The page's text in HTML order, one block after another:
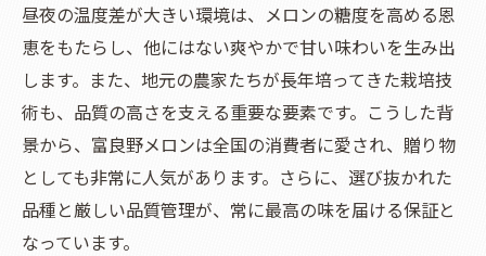
富良野の自然が生んだ特別な風味
地元の人々が語る新鮮メロンの秘密
メロンの旬を逃さない！富良野市でのベストな
訪問時期
メロンの旬を知り尽くす
シーズンに合わせた観光プラン
自然と一緒に楽しむメロン体験
昼夜の温度差が大きい環境は、メロンの糖度を高める恩
恵をもたらし、他にはない爽やかで甘い味わいを生み出
します。また、地元の農家たちが長年培ってきた栽培技
術も、品質の高さを支える重要な要素です。こうした背
景から、富良野メロンは全国の消費者に愛され、贈り物
としても非常に人気があります。さらに、選び抜かれた
品種と厳しい品質管理が、常に最高の味を届ける保証と
なっています。